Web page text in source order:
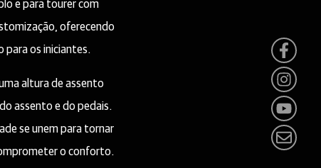
e para tourer com
oferecendo
para os iniciantes.
altura de assento
assento e do pedais.
se unem para tornar
o conforto.